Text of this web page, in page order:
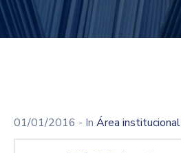
Contacte-
Nos
01/01/2016 - In Área institucional